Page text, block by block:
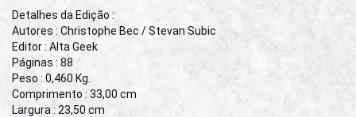
Detalhes da Edição :
Autores : Christophe Bec / Stevan Subic
Editor : Alta Geek
Páginas : 88
Peso : 0,460 Kg.
Comprimento : 33,00 cm
Largura : 23,50 cm